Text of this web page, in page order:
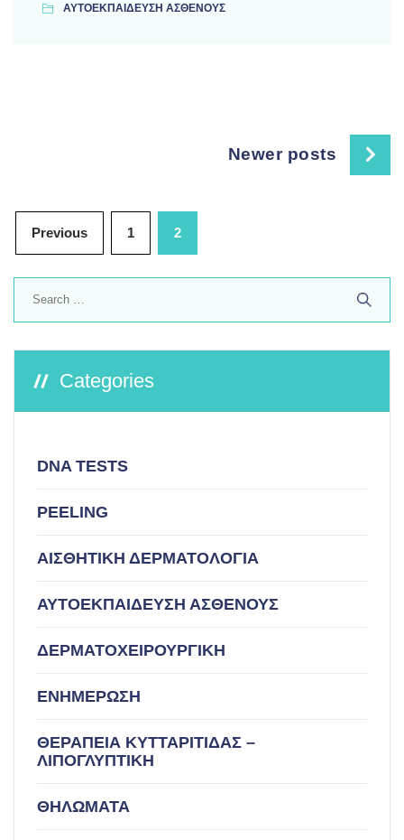
ΑΥΤΟΕΚΠΑΙΔΕΥΣΗ ΑΣΘΕΝΟΥΣ
Newer posts
Posts
pagination
Previous 1 2
Categories
DNA TESTS
PEELING
ΑΙΣΘΗΤΙΚΗ ΔΕΡΜΑΤΟΛΟΓΙΑ
ΑΥΤΟΕΚΠΑΙΔΕΥΣΗ ΑΣΘΕΝΟΥΣ
ΔΕΡΜΑΤΟΧΕΙΡΟΥΡΓΙΚΗ
ΕΝΗΜΕΡΩΣΗ
ΘΕΡΑΠΕΙΑ ΚΥΤΤΑΡΙΤΙΔΑΣ –
ΛΙΠΟΓΛΥΠΤΙΚΗ
ΘΗΛΩΜΑΤΑ